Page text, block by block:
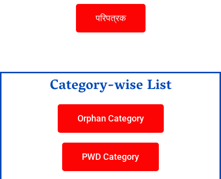
परिपत्रक
Category-wise List
Orphan Category
PWD Category